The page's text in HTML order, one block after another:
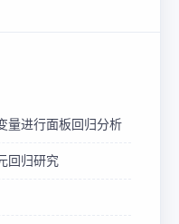
量进行面板回归分析
回归研究